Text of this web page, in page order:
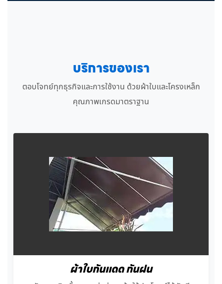
บริการของเรา
ตอบโจทย์ทุกธุรกิจและการใช้งาน ด้วยผ้าใบและโครงเหล็ก
คุณภาพเกรดมาตราฐาน
ผ้าใบกันแดด กันฝน